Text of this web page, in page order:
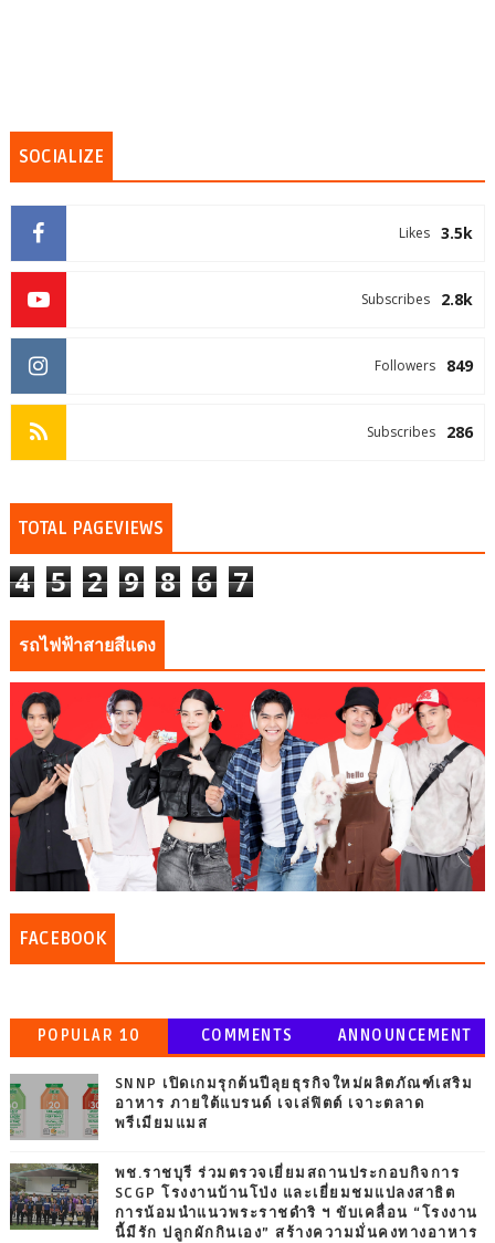
SOCIALIZE
3.5k
Likes
2.8k
Subscribes
849
Followers
286
Subscribes
TOTAL PAGEVIEWS
4 5 2 9 8 6 7
รถไฟฟ้าสายสีแดง
FACEBOOK
POPULAR 10 COMMENTS ANNOUNCEMENT
SNNP เปิดเกมรุกต้นปีลุยธุรกิจใหม่ผลิตภัณฑ์เสริม
อาหาร ภายใต้แบรนด์ เจเล่ฟิตต์ เจาะตลาด
พรีเมียมแมส
พช.ราชบุรี ร่วมตรวจเยี่ยมสถานประกอบกิจการ
SCGP โรงงานบ้านโป่ง และเยี่ยมชมแปลงสาธิต
การน้อมนำแนวพระราชดำริ ฯ ขับเคลื่อน “โรงงาน
นี้มีรัก ปลูกผักกินเอง” สร้างความมั่นคงทางอาหาร